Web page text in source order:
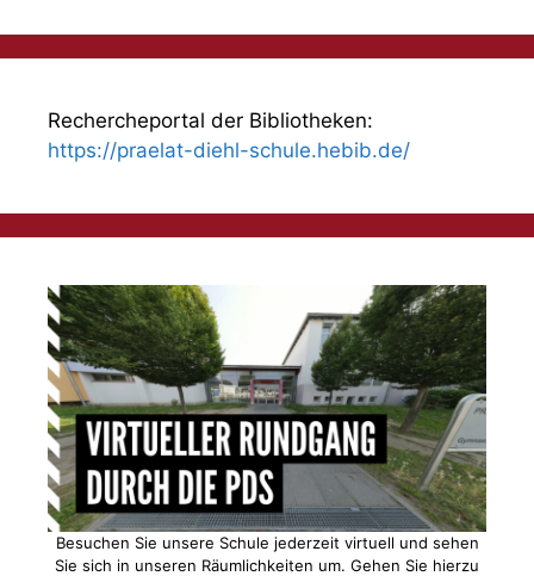
Rechercheportal der Bibliotheken:
https://praelat-diehl-schule.hebib.de/
Besuchen Sie unsere Schule jederzeit virtuell und sehen
Sie sich in unseren Räumlichkeiten um. Gehen Sie hierzu